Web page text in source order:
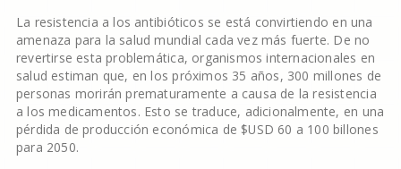
La resistencia a los antibióticos se está convirtiendo en una
amenaza para la salud mundial cada vez más fuerte. De no
revertirse esta problemática, organismos internacionales en
salud estiman que, en los próximos 35 años, 300 millones de
personas morirán prematuramente a causa de la resistencia
a los medicamentos. Esto se traduce, adicionalmente, en una
pérdida de producción económica de $USD 60 a 100 billones
para 2050.